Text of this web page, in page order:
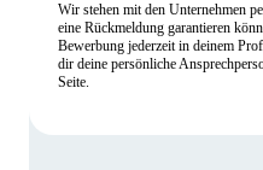
Wir stehen mit den Unternehmen
eine Rückmeldung garantieren
Bewerbung jederzeit in deinem
dir deine persönliche
Seite.